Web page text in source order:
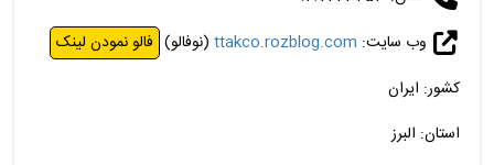
وب سایت: ttakco.rozblog.com (نوفالو) فالو نمودن لینک
کشور: ایران
استان: البرز